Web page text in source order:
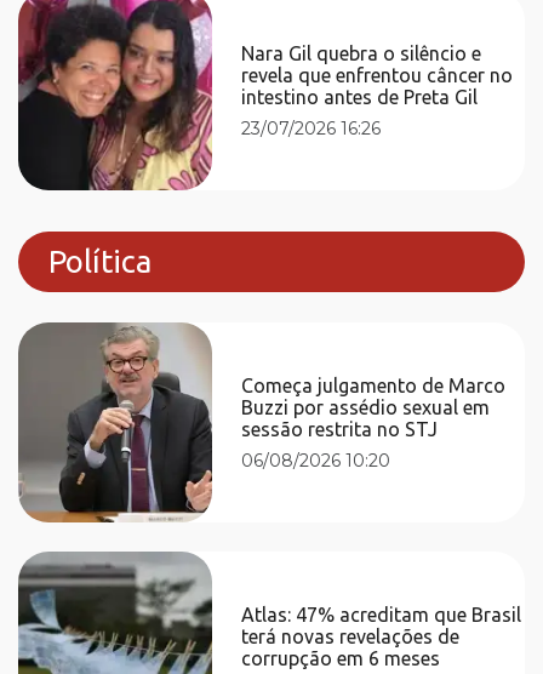
Nara Gil quebra o silêncio e
revela que enfrentou câncer no
intestino antes de Preta Gil
23/07/2026 16:26
Política
Começa julgamento de Marco
Buzzi por assédio sexual em
sessão restrita no STJ
06/08/2026 10:20
Atlas: 47% acreditam que Brasil
terá novas revelações de
corrupção em 6 meses